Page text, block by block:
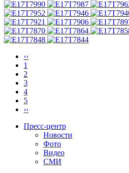
‹‹
1
2
3
4
5
››
Пресс-центр
Новости
Фото
Видео
СМИ